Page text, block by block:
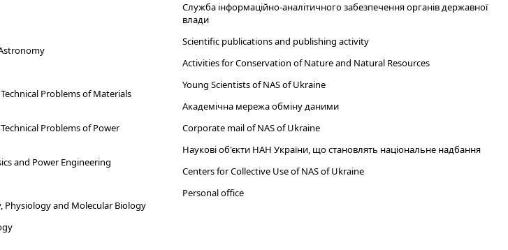
Problems of Materials
Problems of Power
and Power Engineering
Physiology and Molecular Biology
Служба інформаційно-аналітичного забезпечення органів державної
влади
Scientific publications and publishing activity
Activities for Conservation of Nature and Natural Resources
Young Scientists of NAS of Ukraine
Академічна мережа обміну даними
Corporate mail of NAS of Ukraine
Наукові об'єкти НАН України, що становлять національне надбання
Centers for Collective Use of NAS of Ukraine
Personal office